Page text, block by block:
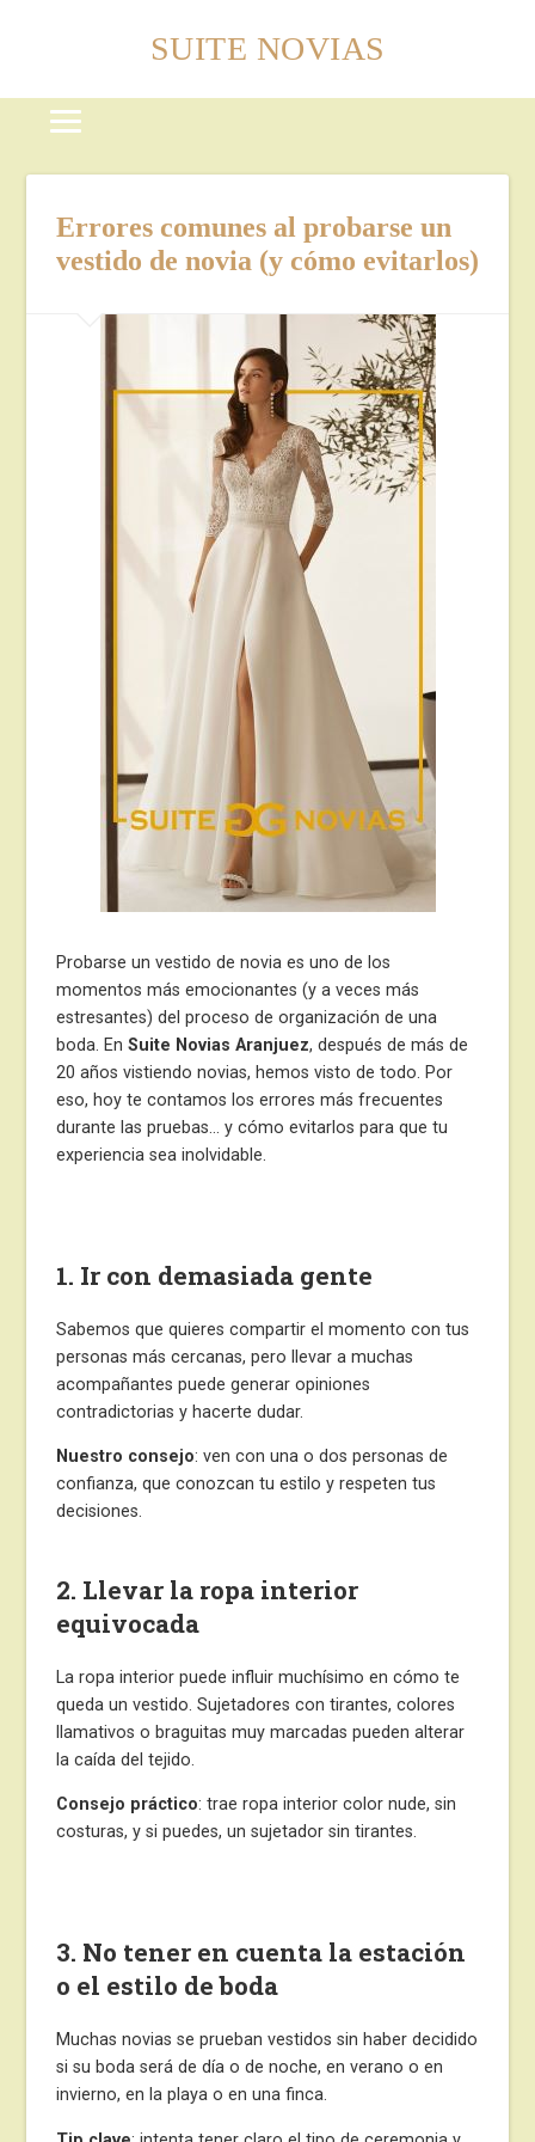
SUITE NOVIAS
Errores comunes al probarse un
vestido de novia (y cómo evitarlos)
Probarse un vestido de novia es uno de los
momentos más emocionantes (y a veces más
estresantes) del proceso de organización de una
boda. En Suite Novias Aranjuez, después de más de
20 años vistiendo novias, hemos visto de todo. Por
eso, hoy te contamos los errores más frecuentes
durante las pruebas… y cómo evitarlos para que tu
experiencia sea inolvidable.
1. Ir con demasiada gente
Sabemos que quieres compartir el momento con tus
personas más cercanas, pero llevar a muchas
acompañantes puede generar opiniones
contradictorias y hacerte dudar.
Nuestro consejo: ven con una o dos personas de
confianza, que conozcan tu estilo y respeten tus
decisiones.
2. Llevar la ropa interior
equivocada
La ropa interior puede influir muchísimo en cómo te
queda un vestido. Sujetadores con tirantes, colores
llamativos o braguitas muy marcadas pueden alterar
la caída del tejido.
Consejo práctico: trae ropa interior color nude, sin
costuras, y si puedes, un sujetador sin tirantes.
3. No tener en cuenta la estación
o el estilo de boda
Muchas novias se prueban vestidos sin haber decidido
si su boda será de día o de noche, en verano o en
invierno, en la playa o en una finca.